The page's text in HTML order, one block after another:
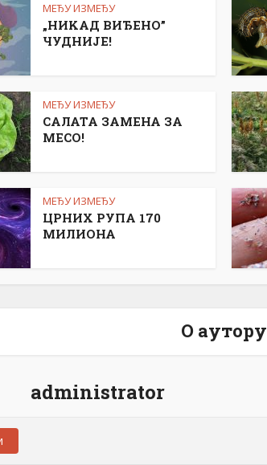
МЕЂУ ИЗМЕЂУ
„НИKАД ВИЂЕНО”
ЧУДНИЈЕ!
МЕЂУ ИЗМЕЂУ
САЛАТА ЗАМЕНА ЗА
МЕСО!
МЕЂУ ИЗМЕЂУ
ЦРНИХ РУПА 170
МИЛИОНА
О аутору
administrator